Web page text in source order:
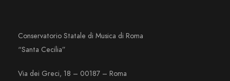
Conservatorio Statale di Musica di Roma
“Santa Cecilia”
Via dei Greci, 18 – 00187 – Roma